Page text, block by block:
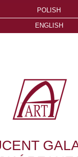
POLISH
ENGLISH